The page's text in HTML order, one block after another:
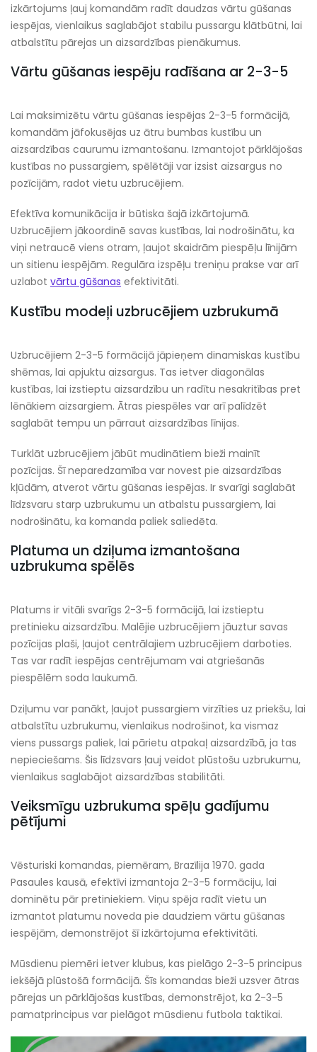
izkārtojums ļauj komandām radīt daudzas vārtu gūšanas
iespējas, vienlaikus saglabājot stabilu pussargu klātbūtni, lai
atbalstītu pārejas un aizsardzības pienākumus.
Vārtu gūšanas iespēju radīšana ar 2-3-5
Lai maksimizētu vārtu gūšanas iespējas 2-3-5 formācijā,
komandām jāfokusējas uz ātru bumbas kustību un
aizsardzības caurumu izmantošanu. Izmantojot pārklājošas
kustības no pussargiem, spēlētāji var izsist aizsargus no
pozīcijām, radot vietu uzbrucējiem.
Efektīva komunikācija ir būtiska šajā izkārtojumā.
Uzbrucējiem jākoordinē savas kustības, lai nodrošinātu, ka
viņi netraucē viens otram, ļaujot skaidrām piespēļu līnijām
un sitienu iespējām. Regulāra izspēļu treniņu prakse var arī
uzlabot vārtu gūšanas efektivitāti.
Kustību modeļi uzbrucējiem uzbrukumā
Uzbrucējiem 2-3-5 formācijā jāpieņem dinamiskas kustību
shēmas, lai apjuktu aizsargus. Tas ietver diagonālas
kustības, lai izstieptu aizsardzību un radītu nesakritības pret
lēnākiem aizsargiem. Ātras piespēles var arī palīdzēt
saglabāt tempu un pārraut aizsardzības līnijas.
Turklāt uzbrucējiem jābūt mudinātiem bieži mainīt
pozīcijas. Šī neparedzamība var novest pie aizsardzības
kļūdām, atverot vārtu gūšanas iespējas. Ir svarīgi saglabāt
līdzsvaru starp uzbrukumu un atbalstu pussargiem, lai
nodrošinātu, ka komanda paliek saliedēta.
Platuma un dziļuma izmantošana
uzbrukuma spēlēs
Platums ir vitāli svarīgs 2-3-5 formācijā, lai izstieptu
pretinieku aizsardzību. Malējie uzbrucējiem jāuztur savas
pozīcijas plaši, ļaujot centrālajiem uzbrucējiem darboties.
Tas var radīt iespējas centrējumam vai atgriešanās
piespēlēm soda laukumā.
Dziļumu var panākt, ļaujot pussargiem virzīties uz priekšu, lai
atbalstītu uzbrukumu, vienlaikus nodrošinot, ka vismaz
viens pussargs paliek, lai pārietu atpakaļ aizsardzībā, ja tas
nepieciešams. Šis līdzsvars ļauj veidot plūstošu uzbrukumu,
vienlaikus saglabājot aizsardzības stabilitāti.
Veiksmīgu uzbrukuma spēļu gadījumu
pētījumi
Vēsturiski komandas, piemēram, Brazīlija 1970. gada
Pasaules kausā, efektīvi izmantoja 2-3-5 formāciju, lai
dominētu pār pretiniekiem. Viņu spēja radīt vietu un
izmantot platumu noveda pie daudziem vārtu gūšanas
iespējām, demonstrējot šī izkārtojuma efektivitāti.
Mūsdienu piemēri ietver klubus, kas pielāgo 2-3-5 principus
iekšējā plūstošā formācijā. Šīs komandas bieži uzsver ātras
pārejas un pārklājošas kustības, demonstrējot, ka 2-3-5
pamatprincipus var pielāgot mūsdienu futbola taktikai.